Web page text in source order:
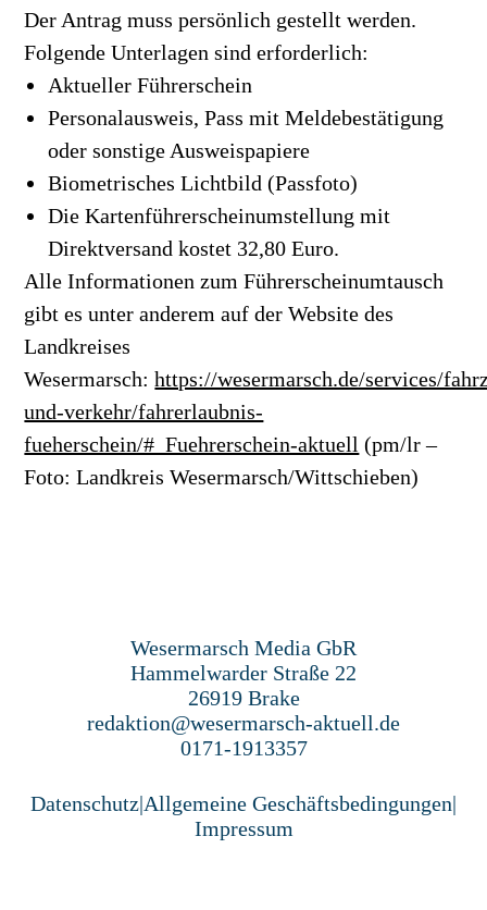
Der Antrag muss persönlich gestellt werden.
Folgende Unterlagen sind erforderlich:
Aktueller Führerschein
Personalausweis, Pass mit Meldebestätigung
oder sonstige Ausweispapiere
Biometrisches Lichtbild (Passfoto)
Die Kartenführerscheinumstellung mit
Direktversand kostet 32,80 Euro.
Alle Informationen zum Führerscheinumtausch
gibt es unter anderem auf der Website des
Landkreises
Wesermarsch:https://wesermarsch.de/services/
und-verkehr/fahrerlaubnis-
fueherschein/#_Fuehrerschein-aktuell (pm/lr –
Foto: Landkreis Wesermarsch/Wittschieben)
Wesermarsch Media GbR
Hammelwarder Straße 22
26919 Brake
redaktion@wesermarsch-aktuell.de
0171-1913357
Datenschutz|Allgemeine Geschäftsbedingungen|
Impressum